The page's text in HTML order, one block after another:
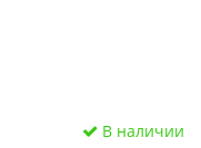
В наличии